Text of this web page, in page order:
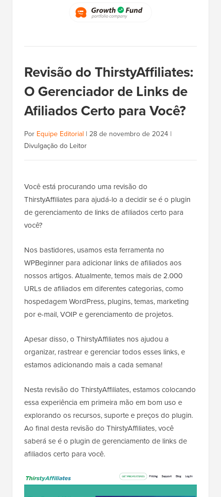
Revisão do ThirstyAffiliates:
O Gerenciador de Links de
Afiliados Certo para Você?
Por Equipe Editorial | 28 de novembro de 2024 |
Divulgação do Leitor
Você está procurando uma revisão do
ThirstyAffiliates para ajudá-lo a decidir se é o plugin
de gerenciamento de links de afiliados certo para
você?
Nos bastidores, usamos esta ferramenta no
WPBeginner para adicionar links de afiliados aos
nossos artigos. Atualmente, temos mais de 2.000
URLs de afiliados em diferentes categorias, como
hospedagem WordPress, plugins, temas, marketing
por e-mail, VOIP e gerenciamento de projetos.
Apesar disso, o ThirstyAffiliates nos ajudou a
organizar, rastrear e gerenciar todos esses links, e
estamos adicionando mais a cada semana!
Nesta revisão do ThirstyAffiliates, estamos colocando
essa experiência em primeira mão em bom uso e
explorando os recursos, suporte e preços do plugin.
Ao final desta revisão do ThirstyAffiliates, você
saberá se é o plugin de gerenciamento de links de
afiliados certo para você.